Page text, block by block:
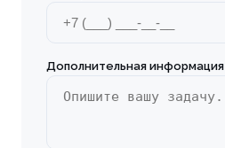
Дополнительная информация